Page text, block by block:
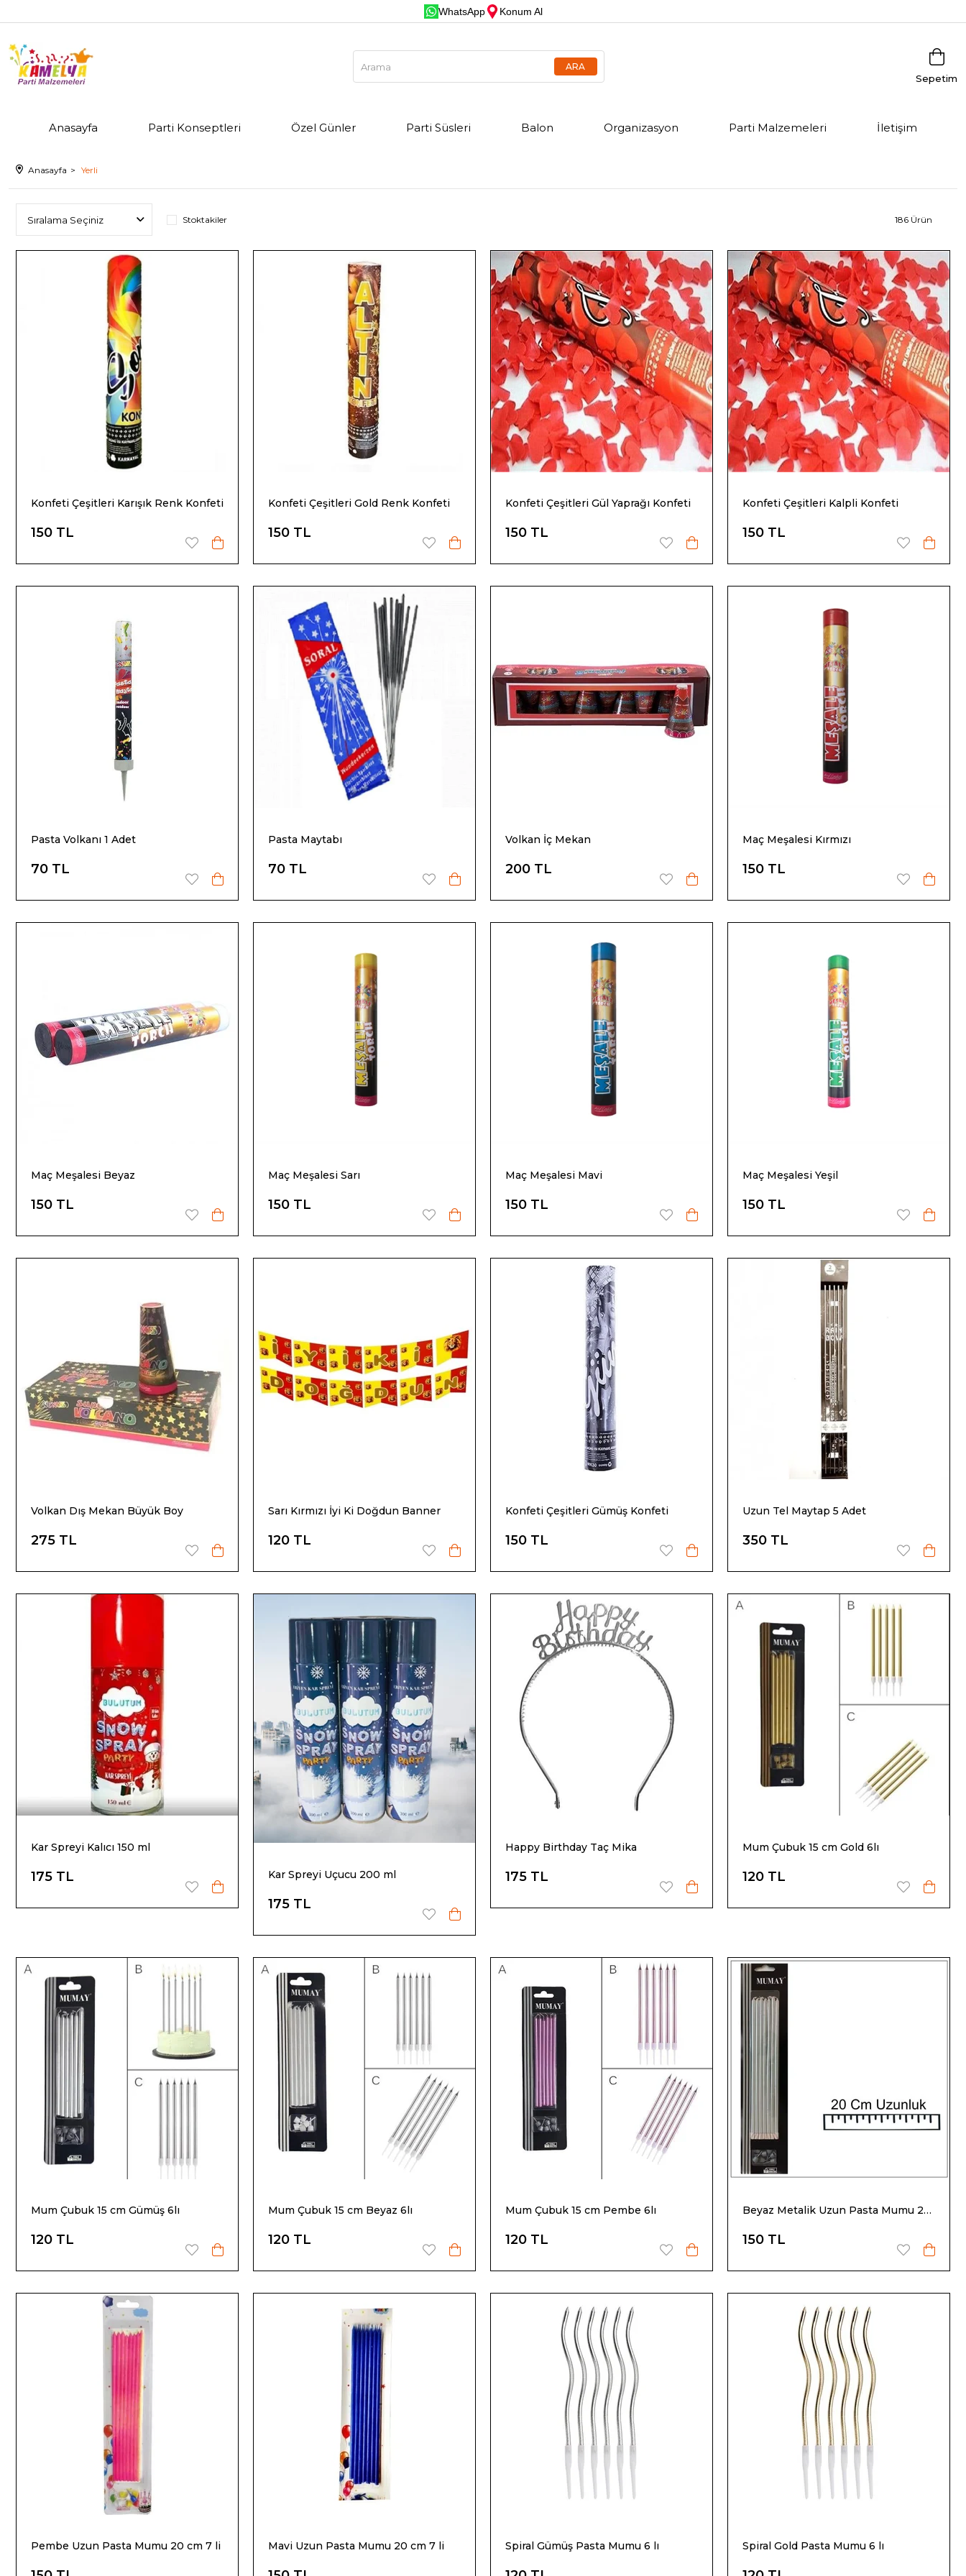
WhatsApp Konum Al
Sepetim
Anasayfa Parti Konseptleri Özel Günler Parti Süsleri Balon Organizasyon Parti Malzemeleri İletişim
Anasayfa Yerli
Stoktakiler 186 Ürün
Konfeti Çeşitleri Karışık Renk Konfeti
150 TL
Konfeti Çeşitleri Gold Renk Konfeti
150 TL
Konfeti Çeşitleri Gül Yaprağı Konfeti
150 TL
Konfeti Çeşitleri Kalpli Konfeti
150 TL
Pasta Volkanı 1 Adet
70 TL
Pasta Maytabı
70 TL
Volkan İç Mekan
200 TL
Maç Meşalesi Kırmızı
150 TL
Maç Meşalesi Beyaz
150 TL
Maç Meşalesi Sarı
150 TL
Maç Meşalesi Mavi
150 TL
Maç Meşalesi Yeşil
150 TL
Volkan Dış Mekan Büyük Boy
275 TL
Sarı Kırmızı İyi Ki Doğdun Banner
120 TL
Konfeti Çeşitleri Gümüş Konfeti
150 TL
Uzun Tel Maytap 5 Adet
350 TL
Kar Spreyi Kalıcı 150 ml
175 TL Kar Spreyi Uçucu 200 ml
175 TL
Happy Birthday Taç Mika
175 TL
Mum Çubuk 15 cm Gold 6lı
120 TL
Mum Çubuk 15 cm Gümüş 6lı
120 TL
Mum Çubuk 15 cm Beyaz 6lı
120 TL
Mum Çubuk 15 cm Pembe 6lı
120 TL
Beyaz Metalik Uzun Pasta Mumu 20 cm 7 li
150 TL
Pembe Uzun Pasta Mumu 20 cm 7 li Mavi Uzun Pasta Mumu 20 cm 7 li Spiral Gümüş Pasta Mumu 6 lı Spiral Gold Pasta Mumu 6 lı